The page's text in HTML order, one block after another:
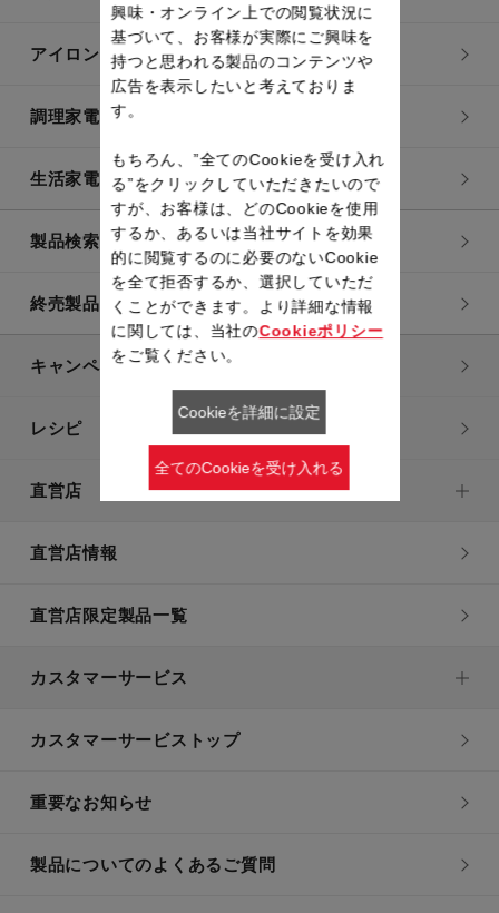
アイロン・衣類スチーマー
調理家電
生活家電
製品検索一覧
終売製品一覧
キャンペーン・特集
レシピ
直営店
直営店情報
直営店限定製品一覧
カスタマーサービス
カスタマーサービストップ
重要なお知らせ
製品についてのよくあるご質問
興味・オンライン上での閲覧状況に
基づいて、お客様が実際にご興味を
持つと思われる製品のコンテンツや
広告を表示したいと考えておりま
す。
もちろん、”全てのCookieを受け入れ
る”をクリックしていただきたいので
すが、お客様は、どのCookieを使用
するか、あるいは当社サイトを効果
的に閲覧するのに必要のないCookie
を全て拒否するか、選択していただ
くことができます。より詳細な情報
に関しては、当社のCookieポリシー
をご覧ください。
Cookieを詳細に設定
全てのCookieを受け入れる